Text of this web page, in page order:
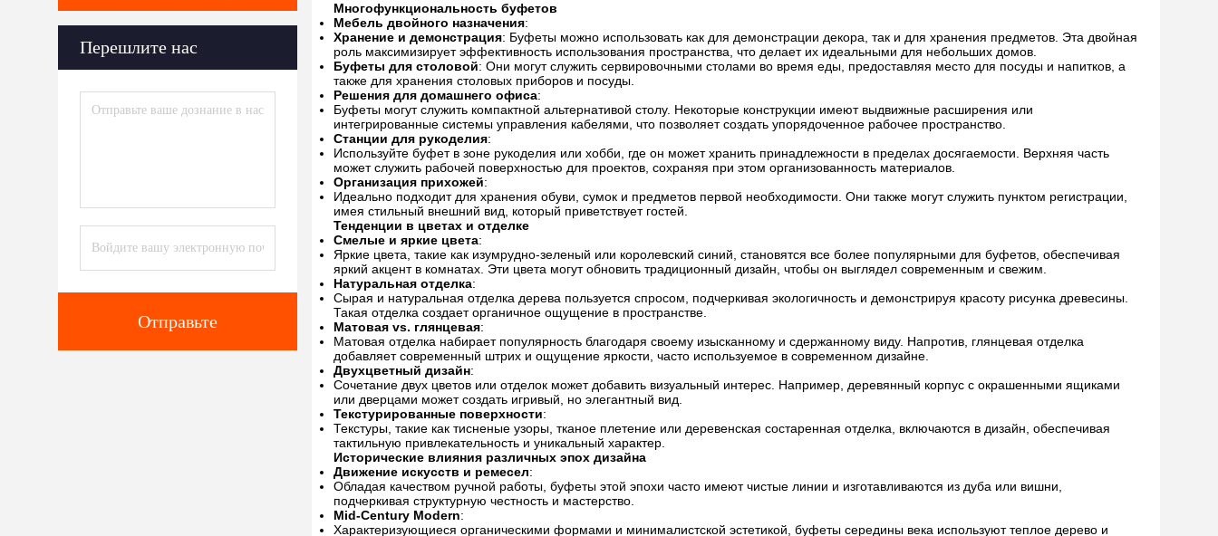
Перешлите нас
Отправьте
Многофункциональность буфетов
Мебель двойного назначения:
Хранение и демонстрация: Буфеты можно использовать как для демонстрации декора, так и для хранения предметов. Эта двойная
роль максимизирует эффективность использования пространства, что делает их идеальными для небольших домов.
Буфеты для столовой: Они могут служить сервировочными столами во время еды, предоставляя место для посуды и напитков, а
также для хранения столовых приборов и посуды.
Решения для домашнего офиса:
Буфеты могут служить компактной альтернативой столу. Некоторые конструкции имеют выдвижные расширения или
интегрированные системы управления кабелями, что позволяет создать упорядоченное рабочее пространство.
Станции для рукоделия:
Используйте буфет в зоне рукоделия или хобби, где он может хранить принадлежности в пределах досягаемости. Верхняя часть
может служить рабочей поверхностью для проектов, сохраняя при этом организованность материалов.
Организация прихожей:
Идеально подходит для хранения обуви, сумок и предметов первой необходимости. Они также могут служить пунктом регистрации,
имея стильный внешний вид, который приветствует гостей.
Тенденции в цветах и отделке
Смелые и яркие цвета:
Яркие цвета, такие как изумрудно-зеленый или королевский синий, становятся все более популярными для буфетов, обеспечивая
яркий акцент в комнатах. Эти цвета могут обновить традиционный дизайн, чтобы он выглядел современным и свежим.
Натуральная отделка:
Сырая и натуральная отделка дерева пользуется спросом, подчеркивая экологичность и демонстрируя красоту рисунка древесины.
Такая отделка создает органичное ощущение в пространстве.
Матовая vs. глянцевая:
Матовая отделка набирает популярность благодаря своему изысканному и сдержанному виду. Напротив, глянцевая отделка
добавляет современный штрих и ощущение яркости, часто используемое в современном дизайне.
Двухцветный дизайн:
Сочетание двух цветов или отделок может добавить визуальный интерес. Например, деревянный корпус с окрашенными ящиками
или дверцами может создать игривый, но элегантный вид.
Текстурированные поверхности:
Текстуры, такие как тисненые узоры, тканое плетение или деревенская состаренная отделка, включаются в дизайн, обеспечивая
тактильную привлекательность и уникальный характер.
Исторические влияния различных эпох дизайна
Движение искусств и ремесел:
Обладая качеством ручной работы, буфеты этой эпохи часто имеют чистые линии и изготавливаются из дуба или вишни,
подчеркивая структурную честность и мастерство.
Mid-Century Modern:
Характеризующиеся органическими формами и минималистской эстетикой, буфеты середины века используют теплое дерево и